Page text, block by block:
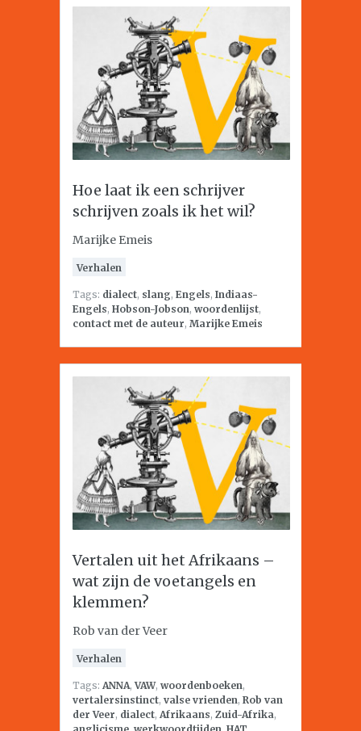
Hoe laat ik een schrijver
schrijven zoals ik het wil?
Marijke Emeis
Verhalen
Tags: dialect, slang, Engels, Indiaas-
Engels, Hobson-Jobson, woordenlijst,
contact met de auteur, Marijke Emeis
Vertalen uit het Afrikaans –
wat zijn de voetangels en
klemmen?
Rob van der Veer
Verhalen
Tags: ANNA,VAW, woordenboeken,
vertalersinstinct, valse vrienden, Rob van
der Veer, dialect, Afrikaans, Zuid-Afrika,